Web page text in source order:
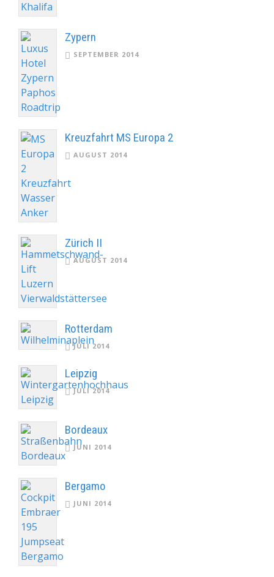
Zypern
SEPTEMBER 2014
Kreuzfahrt MS Europa 2
AUGUST 2014
Zürich II
AUGUST 2014
Rotterdam
JULI 2014
Leipzig
JULI 2014
Bordeaux
JUNI 2014
Bergamo
JUNI 2014